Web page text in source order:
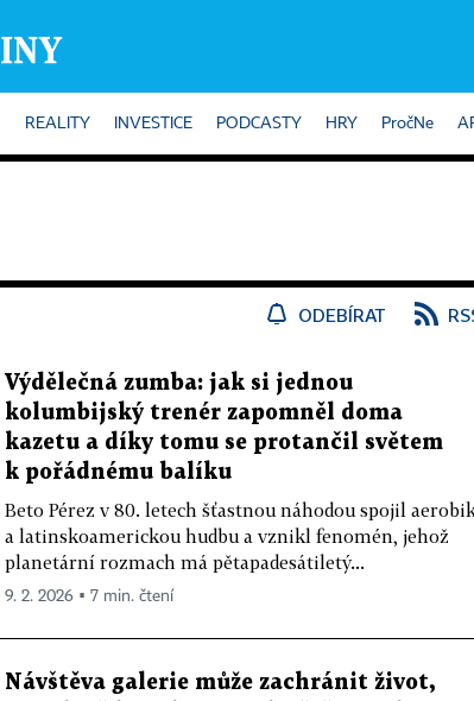
REALITY INVESTICE PODCASTY HRY PročNe
ODEBÍRAT
Výdělečná zumba: jak si jednou
kolumbijský trenér zapomněl doma
kazetu a díky tomu se protančil světem
k pořádnému balíku
Beto Pérez v 80. letech šťastnou náhodou spojil
a latinskoamerickou hudbu a vznikl fenomén, jehož
planetární rozmach má pětapadesátiletý...
9. 2. 2026 ▪ 7 min. čtení
Návštěva galerie může zachránit život,